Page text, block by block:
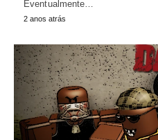
Eventualmente…
2 anos atrás